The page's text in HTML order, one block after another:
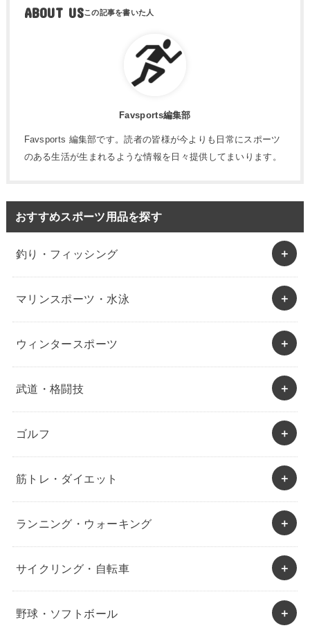
ABOUT US
Favsports編集部
Favsports 編集部です。読者の皆様が今よりも日常にスポーツ
のある生活が生まれるような情報を日々提供してまいります。
おすすめスポーツ用品を探す
釣り・フィッシング
マリンスポーツ・水泳
ウィンタースポーツ
武道・格闘技
ゴルフ
筋トレ・ダイエット
ランニング・ウォーキング
サイクリング・自転車
野球・ソフトボール